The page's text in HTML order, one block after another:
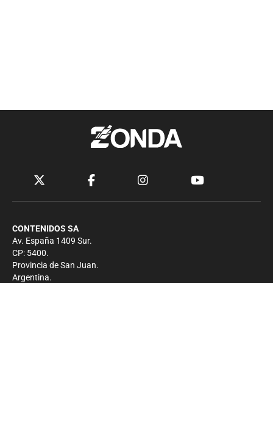
CONTENIDOS SA
Av. España 1409 Sur.
CP: 5400.
Provincia de San Juan.
Argentina.